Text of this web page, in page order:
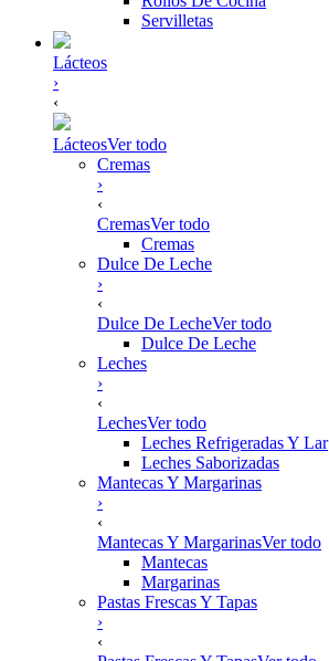
Servilletas
Lácteos
›
‹
LácteosVer todo
Cremas
›
‹
CremasVer todo
Cremas
Dulce De Leche
›
‹
Dulce De LecheVer todo
Dulce De Leche
Leches
›
‹
LechesVer todo
Leches Refrigeradas Y Lar
Leches Saborizadas
Mantecas Y Margarinas
›
‹
Mantecas Y MargarinasVer todo
Mantecas
Margarinas
Pastas Frescas Y Tapas
›
‹